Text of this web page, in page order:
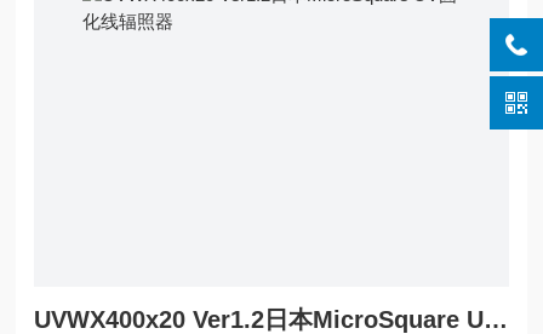
UVWX400x20 Ver1.2日本MicroSquare UV固化线辐照器